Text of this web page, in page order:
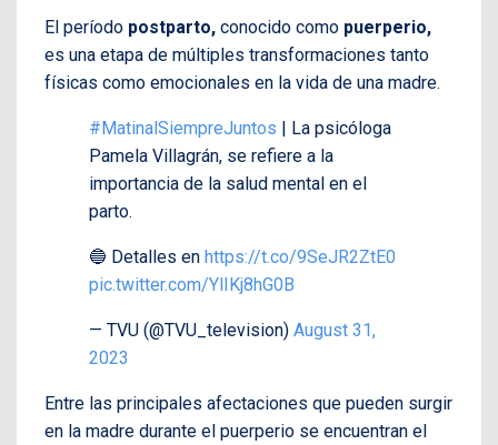
El período postparto, conocido como puerperio,
es una etapa de múltiples transformaciones tanto
físicas como emocionales en la vida de una madre.
#MatinalSiempreJuntos | La psicóloga
Pamela Villagrán, se refiere a la
importancia de la salud mental en el
parto.
🔵 Detalles en https://t.co/9SeJR2ZtE0
pic.twitter.com/YlIKj8hG0B
— TVU (@TVU_television) August 31,
2023
Entre las principales afectaciones que pueden surgir
en la madre durante el puerperio se encuentran el